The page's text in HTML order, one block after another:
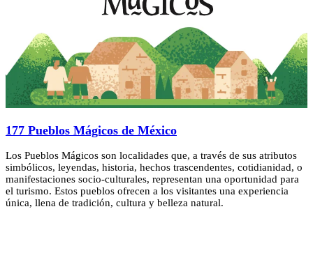
177 Pueblos Mágicos de México
Los Pueblos Mágicos son localidades que, a través de sus atributos
simbólicos, leyendas, historia, hechos trascendentes, cotidianidad, o
manifestaciones socio-culturales, representan una oportunidad para
el turismo. Estos pueblos ofrecen a los visitantes una experiencia
única, llena de tradición, cultura y belleza natural.